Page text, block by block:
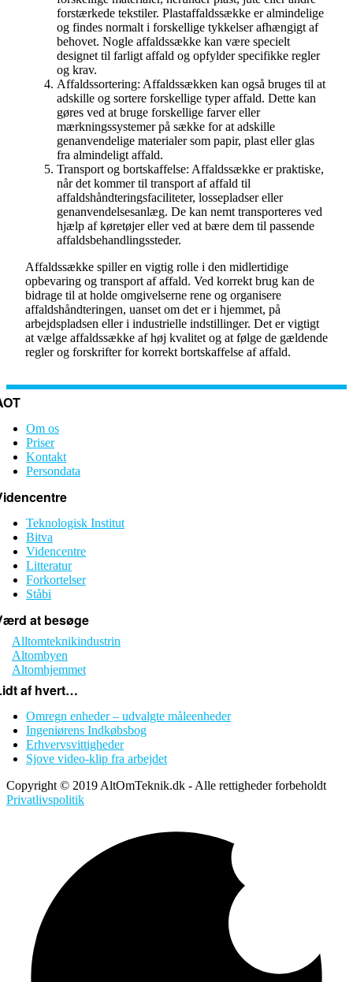
forstærkede tekstiler. Plastaffaldssække er almindelige
og findes normalt i forskellige tykkelser afhængigt af
behovet. Nogle affaldssække kan være specielt
designet til farligt affald og opfylder specifikke regler
og krav.
Affaldssortering: Affaldssækken kan også bruges til at
adskille og sortere forskellige typer affald. Dette kan
gøres ved at bruge forskellige farver eller
mærkningssystemer på sække for at adskille
genanvendelige materialer som papir, plast eller glas
fra almindeligt affald.
Transport og bortskaffelse: Affaldssække er praktiske,
når det kommer til transport af affald til
affaldshåndteringsfaciliteter, lossepladser eller
genanvendelsesanlæg. De kan nemt transporteres ved
hjælp af køretøjer eller ved at bære dem til passende
affaldsbehandlingssteder.
Affaldssække spiller en vigtig rolle i den midlertidige
opbevaring og transport af affald. Ved korrekt brug kan de
bidrage til at holde omgivelserne rene og organisere
affaldshåndteringen, uanset om det er i hjemmet, på
arbejdspladsen eller i industrielle indstillinger. Det er vigtigt
at vælge affaldssække af høj kvalitet og at følge de gældende
regler og forskrifter for korrekt bortskaffelse af affald.
Om os
Priser
Kontakt
Persondata
Teknologisk Institut
Bitva
Videncentre
Litteratur
Forkortelser
Ståbi
at besøge
Alltomteknikindustrin
Altombyen
Altomhjemmet
af hvert…
Omregn enheder – udvalgte måleenheder
Ingeniørens Indkøbsbog
Erhvervsvittigheder
Sjove video-klip fra arbejdet
Copyright © 2019 AltOmTeknik.dk - Alle rettigheder forbeholdt
Privatlivspolitik